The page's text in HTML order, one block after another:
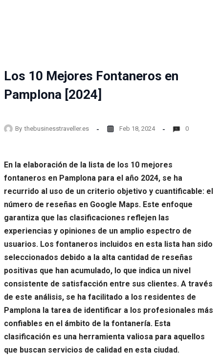
Los 10 Mejores Fontaneros en
Pamplona [2024]
By thebusinesstraveller.es Feb 18, 2024 0
En la elaboración de la lista de los 10 mejores
fontaneros en Pamplona para el año 2024, se ha
recurrido al uso de un criterio objetivo y cuantificable: el
número de reseñas en Google Maps. Este enfoque
garantiza que las clasificaciones reflejen las
experiencias y opiniones de un amplio espectro de
usuarios. Los fontaneros incluidos en esta lista han sido
seleccionados debido a la alta cantidad de reseñas
positivas que han acumulado, lo que indica un nivel
consistente de satisfacción entre sus clientes. A través
de este análisis, se ha facilitado a los residentes de
Pamplona la tarea de identificar a los profesionales más
confiables en el ámbito de la fontanería. Esta
clasificación es una herramienta valiosa para aquellos
que buscan servicios de calidad en esta ciudad.